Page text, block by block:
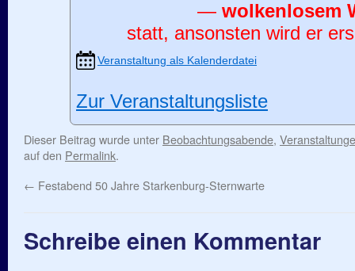
— wolkenlosem
statt, ansonsten wird er
Veranstaltung als Kalenderdatei
Zur Veranstaltungsliste
Dieser Beitrag wurde unter Beobachtungsabende,
auf den Permalink.
← Festabend 50 Jahre Starkenburg-Sternwarte
Schreibe einen Kommentar